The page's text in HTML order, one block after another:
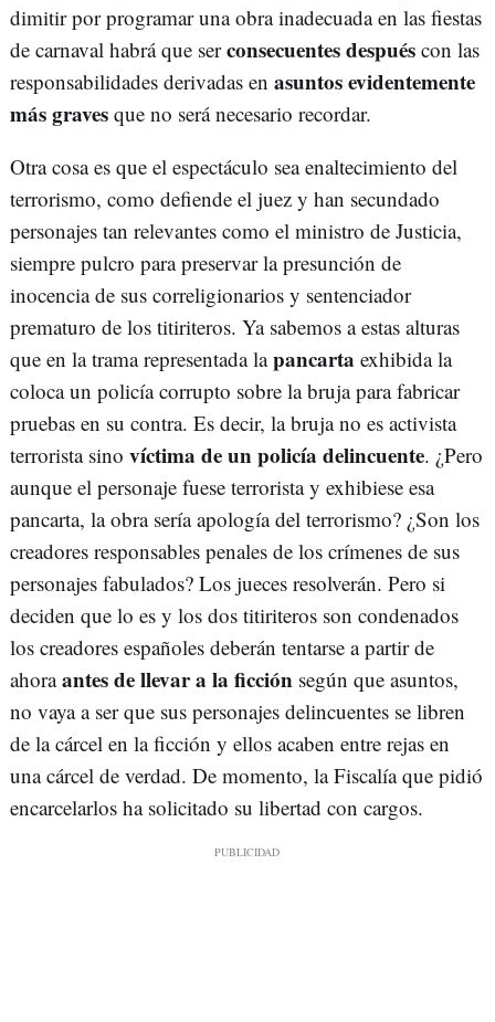
dimitir por programar una obra inadecuada en las fiestas
de carnaval habrá que serconsecuentes después con las
responsabilidades derivadas en asuntos evidentemente
más graves que no será necesario recordar.
Otra cosa es que el espectáculo sea enaltecimiento del
terrorismo, como defiende el juez y han secundado
personajes tan relevantes como el ministro de Justicia,
siempre pulcro para preservar la presunción de
inocencia de sus correligionarios y sentenciador
prematuro de los titiriteros. Ya sabemos a estas alturas
que en la trama representada lapancarta exhibida la
coloca un policía corrupto sobre la bruja para fabricar
pruebas en su contra. Es decir, la bruja no es activista
terrorista sino víctima de un policía delincuente. ¿Pero
aunque el personaje fuese terrorista y exhibiese esa
pancarta, la obra sería apología del terrorismo? ¿Son los
creadores responsables penales de los crímenes de sus
personajes fabulados? Los jueces resolverán. Pero si
deciden que lo es y los dos titiriteros son condenados
los creadores españoles deberán tentarse a partir de
ahoraantes de llevar a la ficción según que asuntos,
no vaya a ser que sus personajes delincuentes se libren
de la cárcel en la ficción y ellos acaben entre rejas en
una cárcel de verdad. De momento, la Fiscalía que pidió
encarcelarlos ha solicitado su libertad con cargos.